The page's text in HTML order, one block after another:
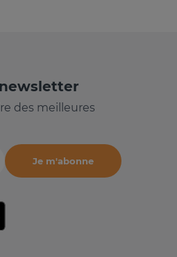
des meilleures
Je m'abonne